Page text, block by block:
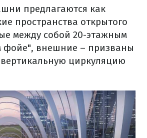
предлагаются как
пространства открытого
между собой 20-этажным
фойе", внешние – призваны
циркуляцию